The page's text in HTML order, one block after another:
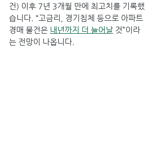
건) 이후 7년 3개월 만에 최고치를 기록했
습니다. “고금리, 경기침체 등으로 아파트
경매 물건은 내년까지 더 늘어날 것”이라
는 전망이 나옵니다.